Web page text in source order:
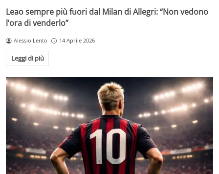
Leao sempre più fuori dal Milan di Allegri: “Non vedono
l’ora di venderlo”
Alessio Lento 14 Aprile 2026
Leggi di più